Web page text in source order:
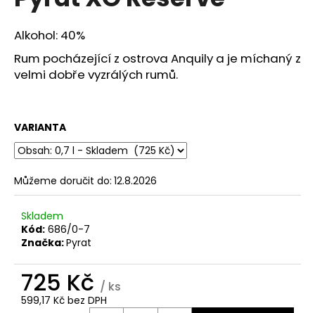
z
5
hvězdiček.
Alkohol: 40%
Rum pocházející z ostrova Anquily a je míchaný z
velmi dobře vyzrálých rumů.
VARIANTA
Můžeme doručit do: 12.8.2026
Skladem
Kód: 686/0-7
Značka:Pyrat
725 Kč / ks
599,17 Kč bez DPH
j
í
t
HLEDAT
D
o
o
u